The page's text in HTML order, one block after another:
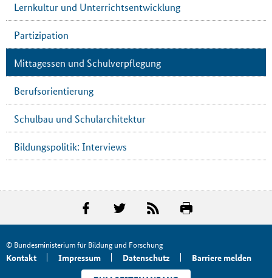
Lernkultur und Unterrichtsentwicklung
Partizipation
Mittagessen und Schulverpflegung
Berufsorientierung
Schulbau und Schularchitektur
Bildungspolitik: Interviews
© Bundesministerium für Bildung und Forschung
Kontakt Impressum Datenschutz Barriere melden